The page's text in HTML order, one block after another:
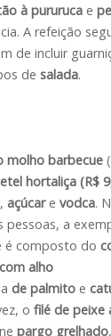
à pururuca e
A refeição
de incluir
de salada.
molho barbecue (
hortaliça (R$
, açúcare vodca.
pessoas, a
é composto do
alho
de palmito e
o filé de peixe
pargo grelhado,